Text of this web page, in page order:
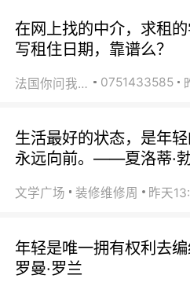
在网上找的中介，求租
写租住日期，靠谱么？
法国你问我答 0751433585
生活最好的状态，是年轻
永远向前。——夏洛蒂·勃
文学广场 装修维修周 昨天
年轻是唯一拥有权利去
罗曼·罗兰